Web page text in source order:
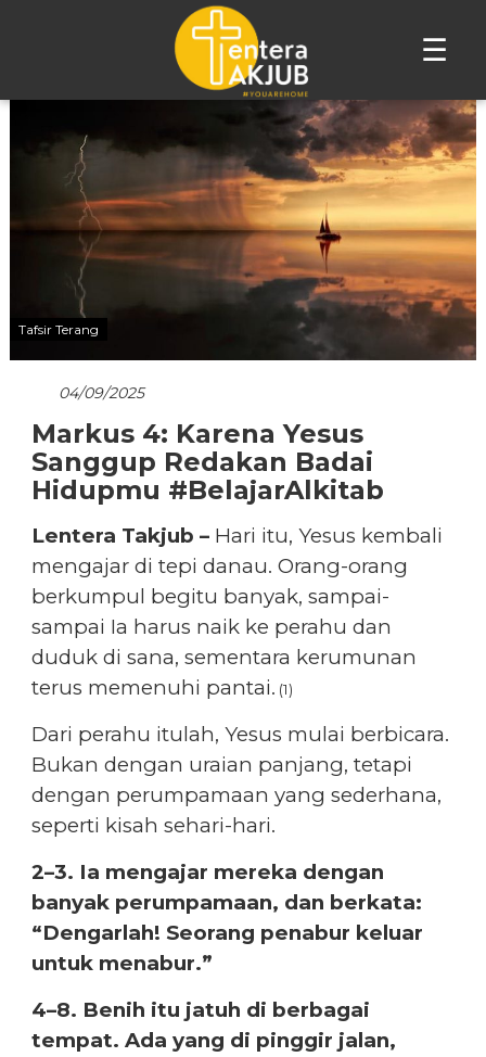
☰
Lompat
konten
Tafsir Terang
04/09/2025
Markus 4: Karena Yesus
Sanggup Redakan Badai
Hidupmu #BelajarAlkitab
Lentera Takjub – Hari itu, Yesus kembali
mengajar di tepi danau. Orang-orang
berkumpul begitu banyak, sampai-
sampai Ia harus naik ke perahu dan
duduk di sana, sementara kerumunan
terus memenuhi pantai. (1)
Dari perahu itulah, Yesus mulai berbicara.
Bukan dengan uraian panjang, tetapi
dengan perumpamaan yang sederhana,
seperti kisah sehari-hari.
2–3. Ia mengajar mereka dengan
banyak perumpamaan, dan berkata:
“Dengarlah! Seorang penabur keluar
untuk menabur.”
4–8. Benih itu jatuh di berbagai
tempat. Ada yang di pinggir jalan,